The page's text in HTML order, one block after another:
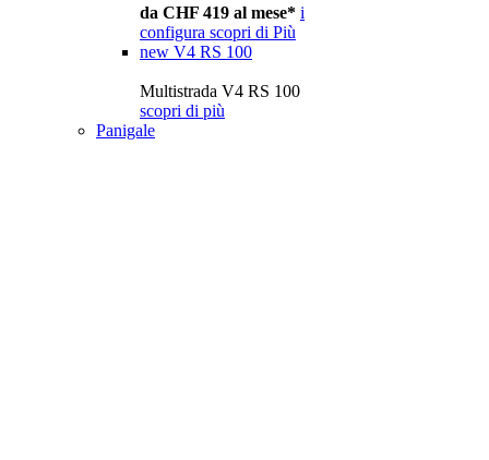
da CHF 419 al mese* i
configura scopri di Più
new V4 RS 100
Multistrada V4 RS 100
scopri di più
Panigale